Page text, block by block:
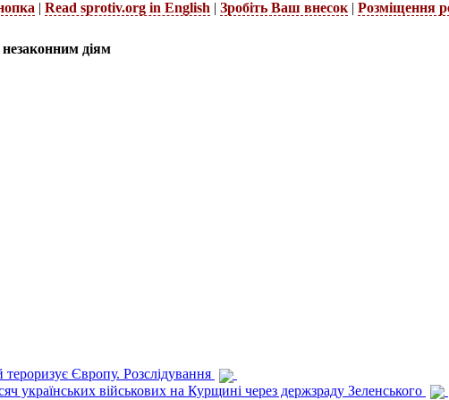
| Read sprotiv.org in English | Зробіть Ваш внесок | Розміщення
діям
Європу. Розслідування
українських військових на Курщині через держзраду Зеленського